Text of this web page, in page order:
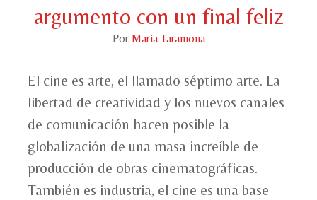
argumento con un final feliz
Por Maria Taramona
El cine es arte, el llamado séptimo arte. La
libertad de creatividad y los nuevos canales
de comunicación hacen posible la
globalización de una masa increíble de
producción de obras cinematográficas.
También es industria, el cine es una base